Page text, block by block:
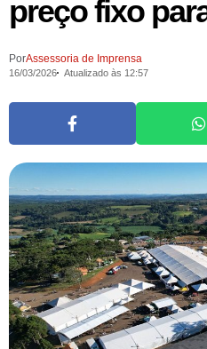
preço fixo
PorAssessoria de Imprensa
16/03/2026 Atualizado às 12:57